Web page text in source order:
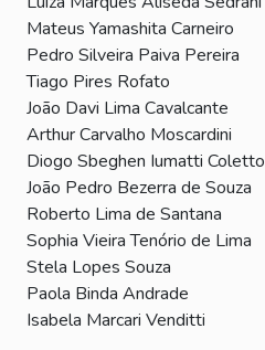
Mateus Yamashita Carneiro
Pedro Silveira Paiva Pereira
Tiago Pires Rofato
João Davi Lima Cavalcante
Arthur Carvalho Moscardini
Diogo Sbeghen Iumatti Coletto
João Pedro Bezerra de Souza
Roberto Lima de Santana
Sophia Vieira Tenório de Lima
Stela Lopes Souza
Paola Binda Andrade
Isabela Marcari Venditti